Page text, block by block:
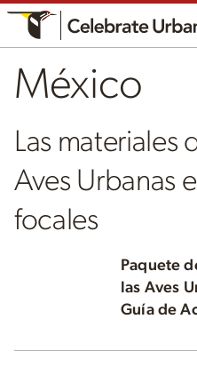
México
Las materiales
Aves Urbanas
focales
Paquete
las Aves
Guía de